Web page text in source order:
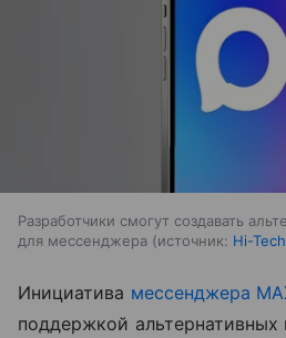
Разработчики смогут создавать
для мессенджера
источник: Hi-
Инициатива мессенджера
поддержкой